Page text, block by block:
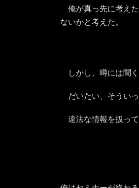
俺が真っ先に考え
ないかと考えた。
しかし、噂には聞
だいたい、そういっ
違法な情報を扱って